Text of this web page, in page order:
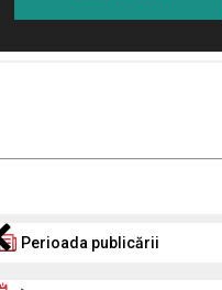
Perioada publicării